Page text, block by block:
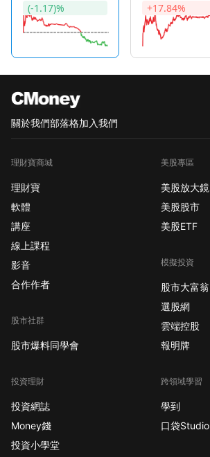
(-1.17)% +17.84%
關於我們部落格加入我們
理財寶商城
理財寶
軟體
講座
線上課程
影音
合作作者
股市社群
股市爆料同學會
投資理財
投資網誌
Money錢
投資小學堂
美股專區
美股放大鏡
美股股市
美股ETF
模擬投資
股市大富翁
選股網
雲端控股
報明牌
跨領域學習
學到
口袋Studio